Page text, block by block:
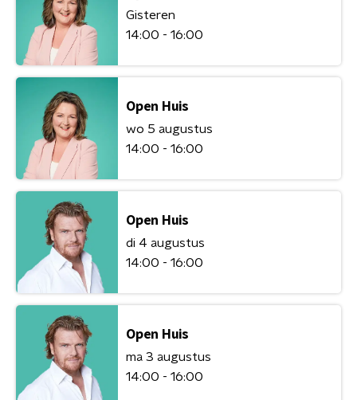
Gisteren
14:00 - 16:00
Open Huis
wo 5 augustus
14:00 - 16:00
Open Huis
di 4 augustus
14:00 - 16:00
Open Huis
ma 3 augustus
14:00 - 16:00